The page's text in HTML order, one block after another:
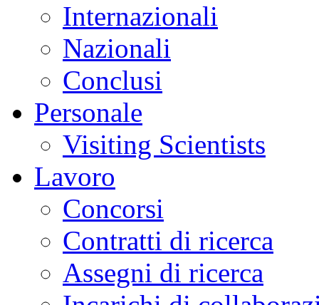
Internazionali
Nazionali
Conclusi
Personale
Visiting Scientists
Lavoro
Concorsi
Contratti di ricerca
Assegni di ricerca